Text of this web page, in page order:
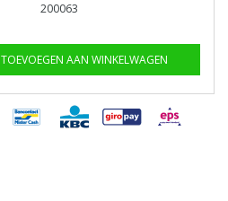
200063
TOEVOEGEN AAN WINKELWAGEN